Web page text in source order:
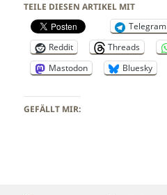
TEILE DIESEN ARTIKEL MIT
Telegram
Reddit
Threads
Mastodon
Bluesky
GEFÄLLT MIR: